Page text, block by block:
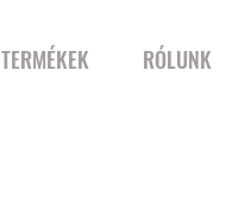
TERMÉKEK RÓLUNK